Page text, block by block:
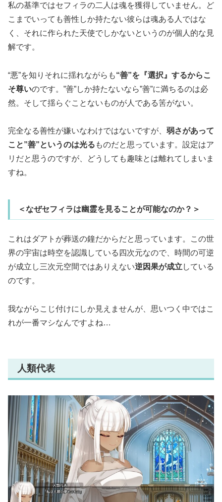
私の基準ではセフィラの二人は魂を獲得していません。ど
こまでいっても善性しか持たない彼らは魂ある人ではな
く、それに作られた天使でしかないというのが個人的な見
解です。
“悪”を知りそれに揺れながらも“善”を『選択』するからこ
そ尊いのです。”善”しか持たないなら”善”に満ちるのは必
然。そして揺らぐことないものが人である筈がない。
完全なる善性が嫌いなわけではないですが、 弱さがあって
こと”善”というのは光る ものだと思っています。設定はア
リだと思うのですが、どうしても趣味とは離れてしまいま
すね。
＜なぜセフィラは幽霊を見ることが可能なのか？＞
これはダアトが葬送の鐘だからだと思っています。この世
界の宇宙は時空を認識している四次元なので、時間の可逆
が成立し三次元空間ではありえない逆因果が成立している
のです。
我ながらこじ付けにしか見えませんが、思いつく中ではこ
れが一番マシなんですよね…
人類代表